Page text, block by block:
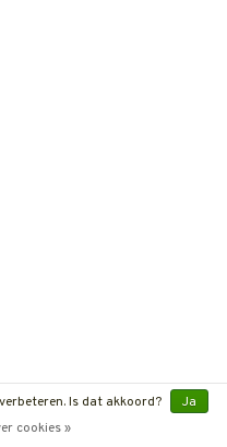
Is dat akkoord?
Ja
cookies »